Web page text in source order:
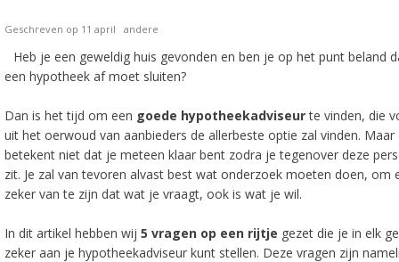
Geschreven op 11 april andere
Heb je een geweldig huis gevonden en ben je op het punt beland
een hypotheek af moet sluiten?
Dan is het tijd om een goede hypotheekadviseurte vinden, die
uit het oerwoud van aanbieders de allerbeste optie zal vinden. Maar
betekent niet dat je meteen klaar bent zodra je tegenover deze
zit. Je zal van tevoren alvast best wat onderzoek moeten doen, om
zeker van te zijn dat wat je vraagt, ook is wat je wil.
In dit artikel hebben wij 5 vragen op een rijtje gezet die je in elk
zeker aan je hypotheekadviseur kunt stellen. Deze vragen zijn